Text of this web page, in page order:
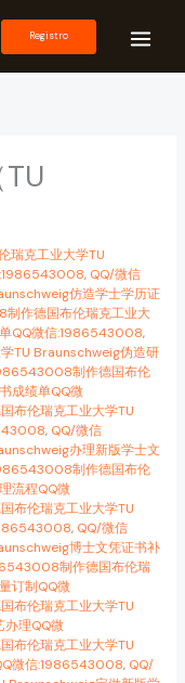
Registro
瑞克工业大学TU
:1986543008, QQ/微信
仿造学士学历证
作德国布伦瑞克工业大
QQ微信:1986543008,
TU Braunschweig伪造研
制作德国布伦
成绩单QQ微
布伦瑞克工业大学TU
, QQ/微信
办理新版学士文
制作德国布伦
流程QQ微
布伦瑞克工业大学TU
, QQ/微信
博士文凭证书补
制作德国布伦瑞
订制QQ微
布伦瑞克工业大学TU
办理QQ微
布伦瑞克工业大学TU
微信:1986543008, QQ/